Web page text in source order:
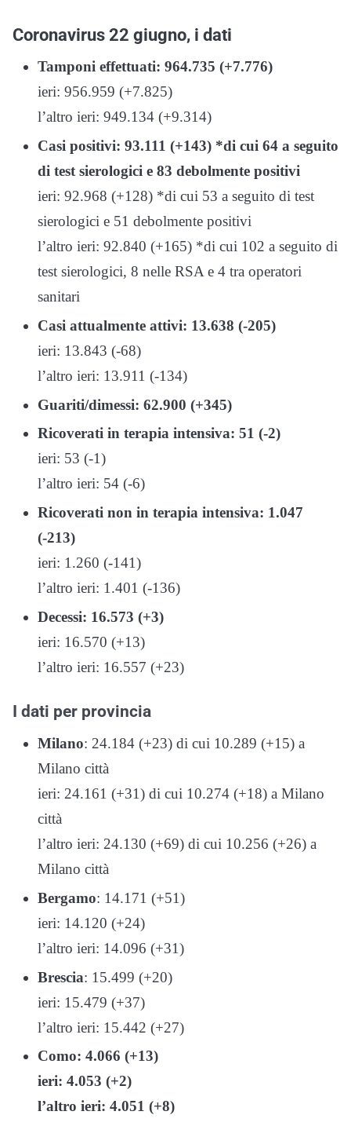
Coronavirus 22 giugno, i dati
Tamponi effettuati: 964.735 (+7.776)
ieri: 956.959 (+7.825)
l’altro ieri: 949.134 (+9.314)
Casi positivi: 93.111 (+143) *di cui 64 a seguito
di test sierologici e 83 debolmente positivi
ieri: 92.968 (+128) *di cui 53 a seguito di test
sierologici e 51 debolmente positivi
l’altro ieri: 92.840 (+165) *di cui 102 a seguito di
test sierologici, 8 nelle RSA e 4 tra operatori
sanitari
Casi attualmente attivi: 13.638 (-205)
ieri: 13.843 (-68)
l’altro ieri: 13.911 (-134)
Guariti/dimessi: 62.900 (+345)
Ricoverati in terapia intensiva: 51 (-2)
ieri: 53 (-1)
l’altro ieri: 54 (-6)
Ricoverati non in terapia intensiva: 1.047
(-213)
ieri: 1.260 (-141)
l’altro ieri: 1.401 (-136)
Decessi: 16.573 (+3)
ieri: 16.570 (+13)
l’altro ieri: 16.557 (+23)
I dati per provincia
Milano: 24.184 (+23) di cui 10.289 (+15) a
Milano città
ieri: 24.161 (+31) di cui 10.274 (+18) a Milano
città
l’altro ieri: 24.130 (+69) di cui 10.256 (+26) a
Milano città
Bergamo: 14.171 (+51)
ieri: 14.120 (+24)
l’altro ieri: 14.096 (+31)
Brescia: 15.499 (+20)
ieri: 15.479 (+37)
l’altro ieri: 15.442 (+27)
Como: 4.066 (+13)
ieri: 4.053 (+2)
l’altro ieri: 4.051 (+8)